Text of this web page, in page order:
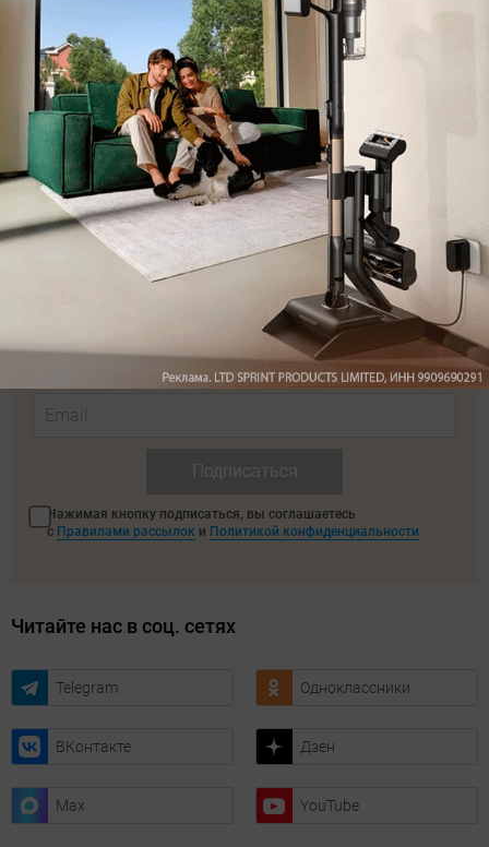
ТЕГИ HP Elite
Автор
Андрей Киреев
Была ли статья интересна?
Поделиться
Подпишитесь на рассылку
с самыми популярными статьями
Нажимая кнопку подписаться, вы соглашаетесь
с Правилами рассылок и Политикой конфиденциальности
Читайте нас в соц. сетях
Telegram Одноклассники
ВКонтакте Дзен
Max YouTube